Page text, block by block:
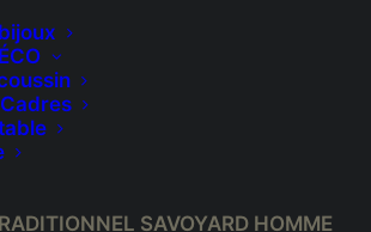
SAVOYARD HOMME
brodée